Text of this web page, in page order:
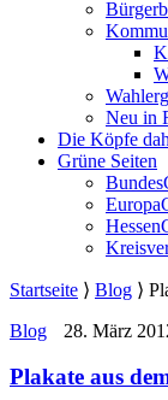
Neu in
Die Köpfe
Grüne Seiten
Startseite ⟩ Blog ⟩
Blog
28. März
Plakate aus